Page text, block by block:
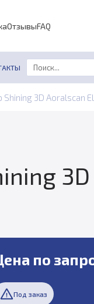
ОтзывыFAQ
3D Aoralscan
по
Под заказ